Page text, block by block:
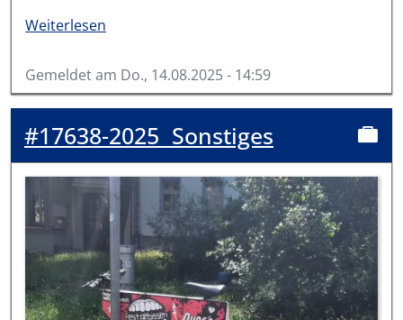
Weiterlesen
Gemeldet am Do., 14.08.2025 - 14:59
#17638-2025 Sonstiges